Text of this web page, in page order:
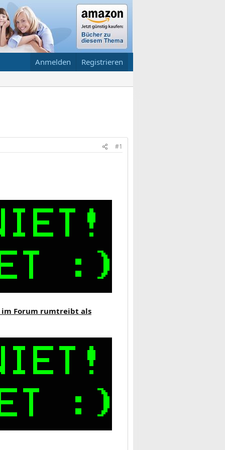
Anmelden Registrieren
#1
Forum rumtreibt als